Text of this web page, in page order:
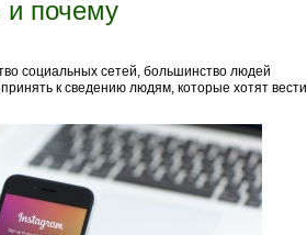
и почему
социальных сетей, большинство людей
к сведению людям, которые хотят вести